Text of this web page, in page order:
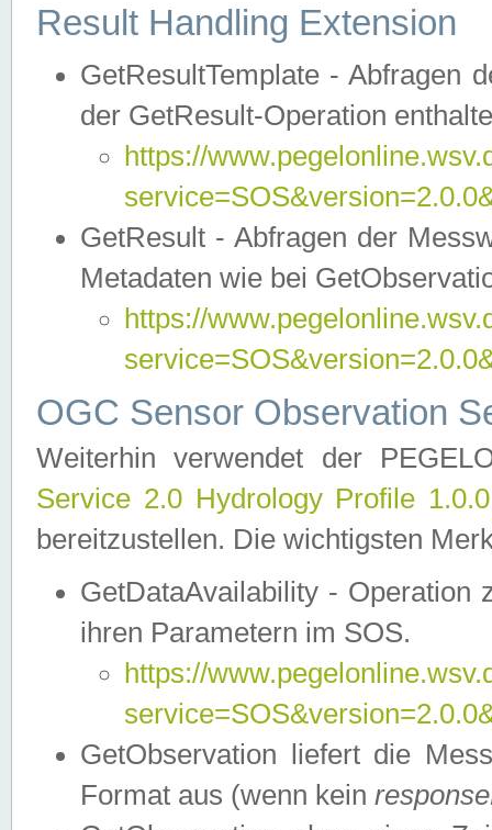
Result Handling Extension
GetResultTemplate - Abfragen
der GetResult-Operation
https://
GetResult - Abfragen der
Metadaten wie bei
https://
OGC Sensor Observation
Weiterhin verwendet der
Service 2.0 Hydrology Profile
bereitzustellen. Die wichtigsten
GetDataAvailability - Operation
ihren Parametern im SOS.
https://
GetObservation liefert die
Format aus (wenn kein